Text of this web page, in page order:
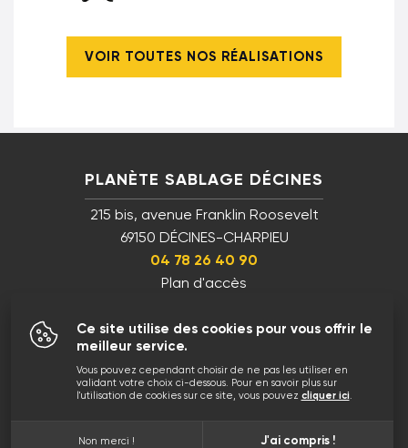
VOIR TOUTES NOS RÉALISATIONS
Ce site utilise des cookies pour vous offrir le
meilleur service.
Vous pouvez cependant choisir de ne pas les utiliser en
validant votre choix ci-dessous. Pour en savoir plus sur
l'utilisation de cookies sur ce site, vous pouvez cliquer ici.
Non merci ! J'ai compris !
PLANÈTE SABLAGE DÉCINES
215 bis, avenue Franklin Roosevelt
69150 DÉCINES-CHARPIEU
04 78 26 40 90
Plan d'accès
10 rue Tourret
69001 Lyon
04 78 26 40 90
EN PARTENARIAT AVEC